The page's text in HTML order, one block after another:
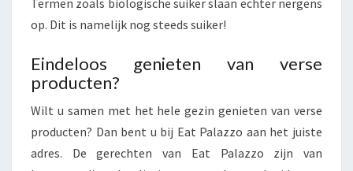
Termen zoals biologische suiker slaan echter nergens
op. Dit is namelijk nog steeds suiker!
Eindeloos genieten van verse
producten?
Wilt u samen met het hele gezin genieten van verse
producten? Dan bent u bij Eat Palazzo aan het juiste
adres. De gerechten van Eat Palazzo zijn van